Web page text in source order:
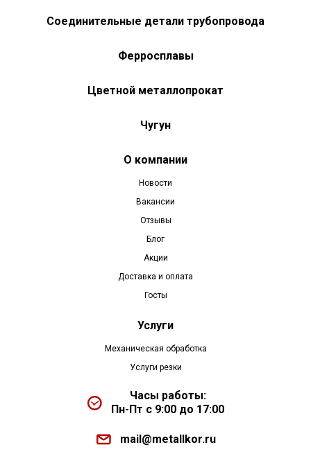
Соединительные детали трубопровода
Ферросплавы
Цветной металлопрокат
Чугун
О компании
Новости
Вакансии
Отзывы
Блог
Акции
Доставка и оплата
Госты
Услуги
Механическая обработка
Услуги резки
Часы работы:
Пн-Пт с 9:00 до 17:00
mail@metallkor.ru